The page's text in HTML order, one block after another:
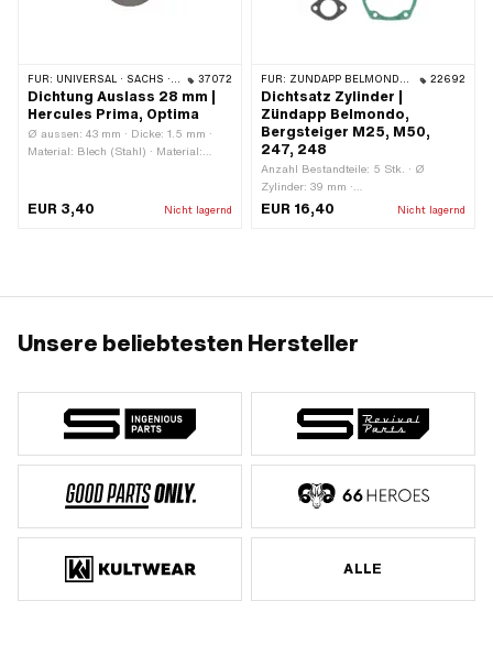
FÜR: UNIVERSAL · SACHS · HERCULES 37072
Dichtung Auslass 28 mm |
Hercules Prima, Optima
Ø aussen: 43 mm · Dicke: 1.5 mm ·
Material: Blech (Stahl) · Material:
Befestigungsloch: 8.2 mm · Anzahl
EUR 3,40 Nicht lagernd
FÜR: ZÜNDAPP BELMONDO · ZÜNDAPP 22692
Dichtsatz Zylinder |
Zündapp Belmondo,
Bergsteiger M25, M50,
247, 248
Anzahl Bestandteile: 5 Stk. · Ø
Zylinder: 39 mm ·
Anwendungsbereich: Standard
EUR 16,40 Nicht lagernd
Unsere beliebtesten Hersteller
ALLE